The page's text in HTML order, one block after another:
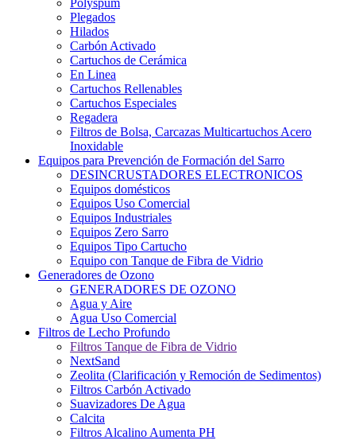
Polyspum
Plegados
Hilados
Carbón Activado
Cartuchos de Cerámica
En Linea
Cartuchos Rellenables
Cartuchos Especiales
Regadera
Filtros de Bolsa, Carcazas Multicartuchos Acero
Inoxidable
Equipos para Prevención de Formación del Sarro
DESINCRUSTADORES ELECTRONICOS
Equipos domésticos
Equipos Uso Comercial
Equipos Industriales
Equipos Zero Sarro
Equipos Tipo Cartucho
Equipo con Tanque de Fibra de Vidrio
Generadores de Ozono
GENERADORES DE OZONO
Agua y Aire
Agua Uso Comercial
Filtros de Lecho Profundo
Filtros Tanque de Fibra de Vidrio
NextSand
Zeolita (Clarificación y Remoción de Sedimentos)
Filtros Carbón Activado
Suavizadores De Agua
Calcita
Filtros Alcalino Aumenta PH